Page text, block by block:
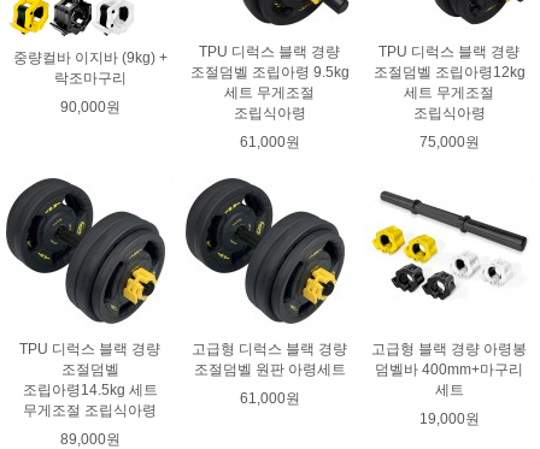
중량컬바 이지바 (9kg) +
락조마구리
90,000원
TPU 디럭스 블랙 경량
조절덤벨 조립아령 9.5kg
세트 무게조절
조립식아령
61,000원
TPU 디럭스 블랙 경량
조절덤벨 조립아령12kg
세트 무게조절
조립식아령
75,000원
TPU 디럭스 블랙 경량
조절덤벨
조립아령14.5kg 세트
무게조절 조립식아령
89,000원
고급형 디럭스 블랙 경량
조절덤벨 원판 아령세트
61,000원
고급형 블랙 경량 아령봉
덤벨바 400mm+마구리
세트
19,000원